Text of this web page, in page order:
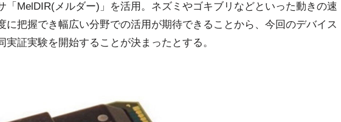
「MelDIR(メルダー)」を活用。ネズミやゴキブリなどといった動きの速
に把握でき幅広い分野での活用が期待できることから、今回のデバイス
実証実験を開始することが決まったとする。